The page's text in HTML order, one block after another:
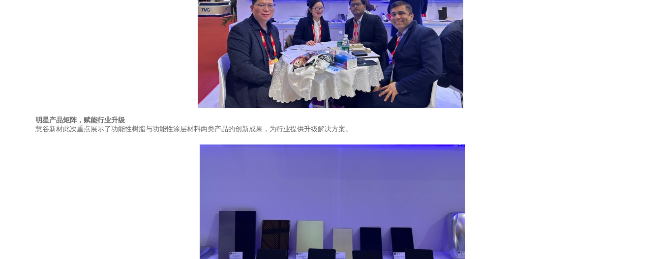
明星产品矩阵，赋能行业升级
慧谷新材此次重点展示了功能性树脂与功能性涂层材料两类产品的创新成果，为行业提供升级解决方案。